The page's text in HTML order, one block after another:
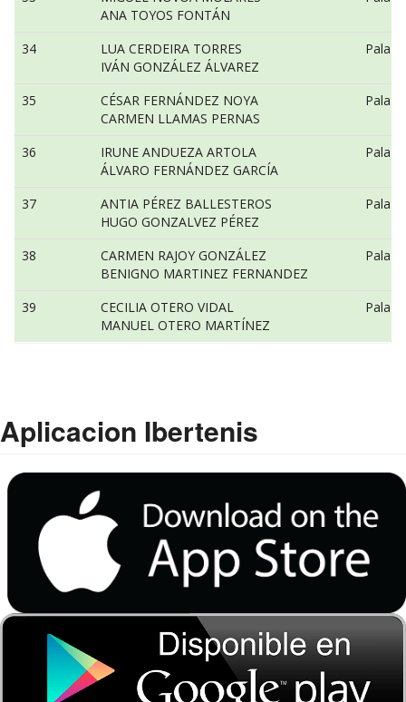
ANA TOYOS FONTÁN
34
LUA CERDEIRA TORRES
IVÁN GONZÁLEZ ÁLVAREZ
Pala
35
CÉSAR FERNÁNDEZ NOYA
CARMEN LLAMAS PERNAS
Pala
36
IRUNE ANDUEZA ARTOLA
ÁLVARO FERNÁNDEZ GARCÍA
Pala
37
ANTIA PÉREZ BALLESTEROS
HUGO GONZALVEZ PÉREZ
Pala
38
CARMEN RAJOY GONZÁLEZ
BENIGNO MARTINEZ FERNANDEZ
Pala
39
CECILIA OTERO VIDAL
MANUEL OTERO MARTÍNEZ
Pala
Aplicacion Ibertenis